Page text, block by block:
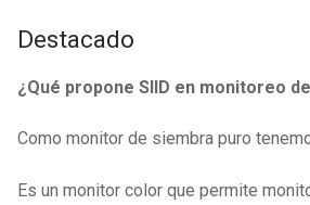
Destacado
¿Qué propone SIID en monitoreo
Como monitor de siembra puro
Es un monitor color que permite